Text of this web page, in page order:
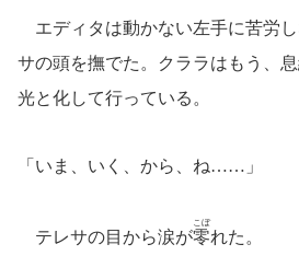
エディタは動かない左手に苦労
サの頭を撫でた。クララはもう、
光と化して行っている。
「いま、いく、から、ね……」
テレサの目から涙が零
こぼ
れた。